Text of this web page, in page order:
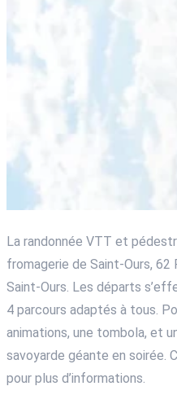
La randonnée VTT et
fromagerie de Saint-Ours,
Saint-Ours. Les départs
4 parcours adaptés à tous.
animations, une tombola, et
savoyarde géante en soirée.
pour plus d’informations.